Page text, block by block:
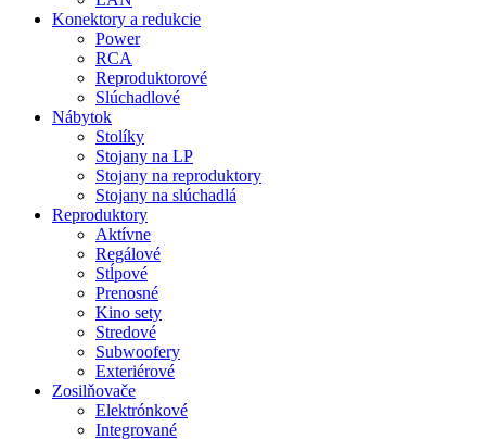
Konektory a redukcie
Power
RCA
Reproduktorové
Slúchadlové
Nábytok
Stolíky
Stojany na LP
Stojany na reproduktory
Stojany na slúchadlá
Reproduktory
Aktívne
Regálové
Stĺpové
Prenosné
Kino sety
Stredové
Subwoofery
Exteriérové
Zosilňovače
Elektrónkové
Integrované